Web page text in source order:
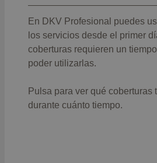
En DKV Profesional puedes
los servicios desde el primer
coberturas requieren un
poder utilizarlas.
Pulsa para ver qué coberturas
durante cuánto tiempo.
: 8
Actos e
: 6 meses
Medios diagnósticos de
: 6
Estudio
: 6